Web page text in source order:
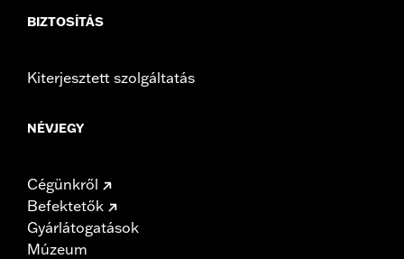
BIZTOSÍTÁS
Kiterjesztett szolgáltatás
NÉVJEGY
Cégünkről
Befektetők
Gyárlátogatások
Múzeum